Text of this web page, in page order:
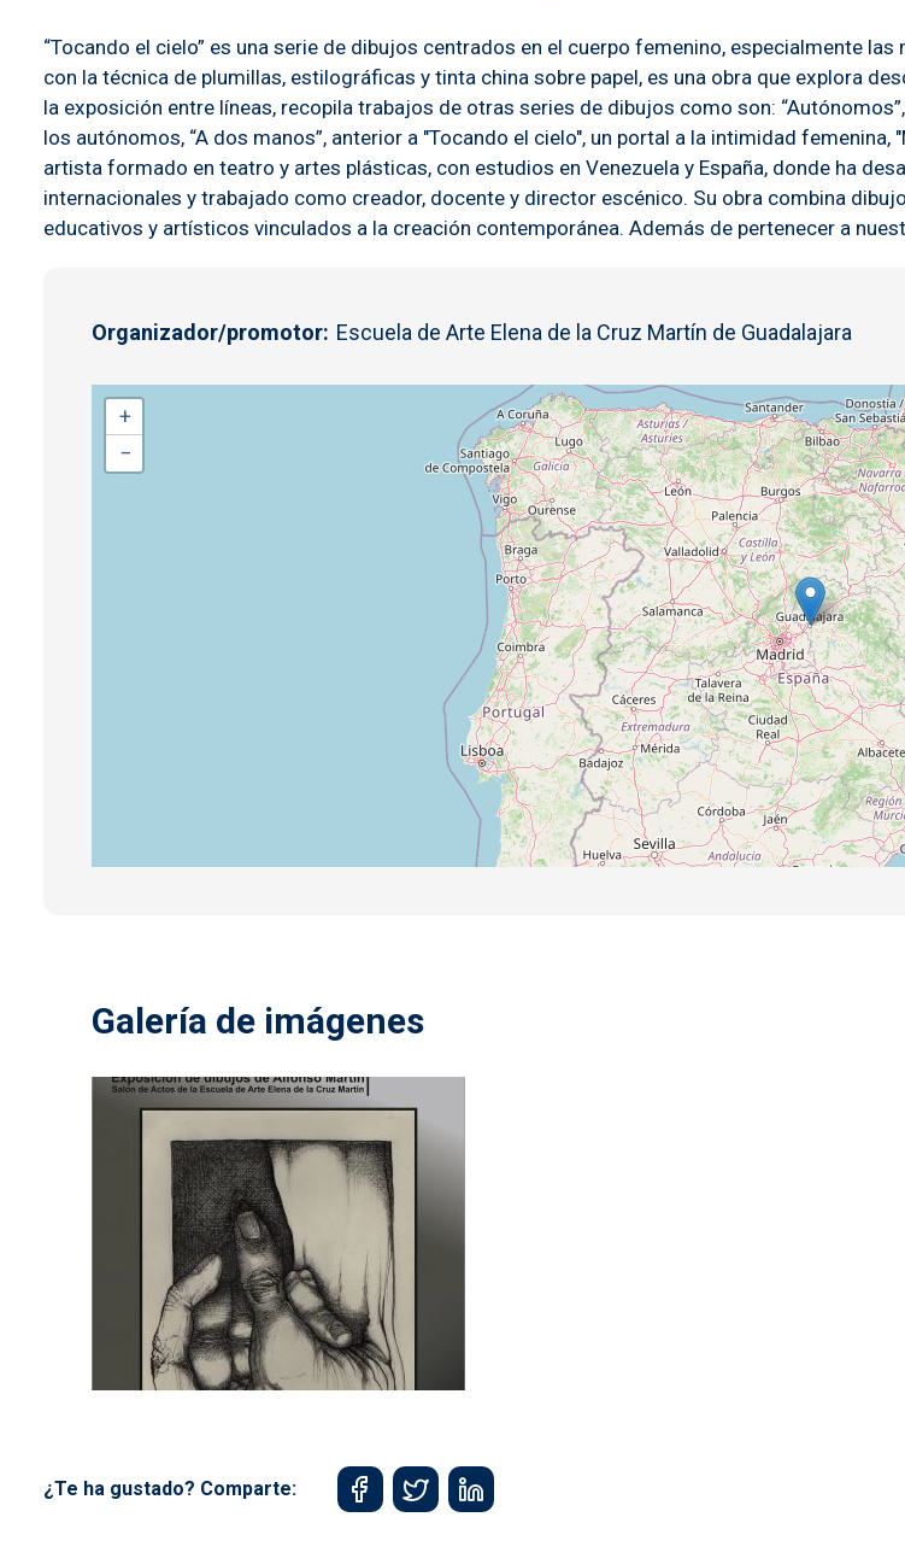
“Tocando el cielo” es una serie de dibujos centrados en el cuerpo femenino, especialmente
con la técnica de plumillas, estilográficas y tinta china sobre papel, es una obra que explora
la exposición entre líneas, recopila trabajos de otras series de dibujos como son:
los autónomos, “A dos manos”, anterior a "Tocando el cielo", un portal a la intimidad
artista formado en teatro y artes plásticas, con estudios en Venezuela y España, donde ha
internacionales y trabajado como creador, docente y director escénico. Su obra combina
educativos y artísticos vinculados a la creación contemporánea. Además de pertenecer a
Organizador/promotor Escuela de Arte Elena de la Cruz Martín de Guadalajara
+
−
Galería de imágenes
¿Te ha gustado? Comparte: